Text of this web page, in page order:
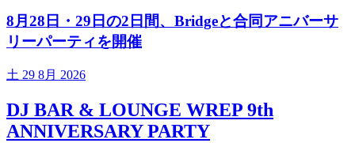
8月28日・29日の2日間、Bridgeと合同アニバーサ
リーパーティを開催
土 29 8月 2026
DJ BAR & LOUNGE WREP 9th
ANNIVERSARY PARTY